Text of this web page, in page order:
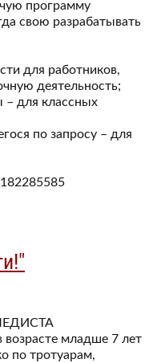
программу
свою разрабатывать
для работников,
деятельность;
– для классных
по запросу – для
младше 7 лет
по тротуарам,